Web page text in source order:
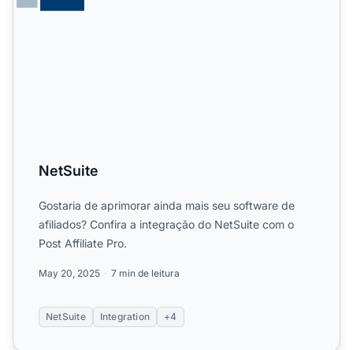
NetSuite
Gostaria de aprimorar ainda mais seu software de
afiliados? Confira a integração do NetSuite com o
Post Affiliate Pro.
May 20, 2025 7 min de leitura
NetSuite Integration +4